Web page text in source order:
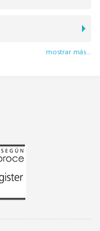
mostrar más...